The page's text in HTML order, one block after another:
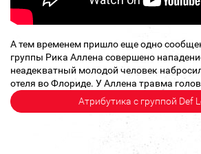
А тем временем пришло еще одно
группы Рика Аллена совершено
неадекватный молодой человек
отеля во Флориде. У Аллена травма
Атрибутика с группой Def